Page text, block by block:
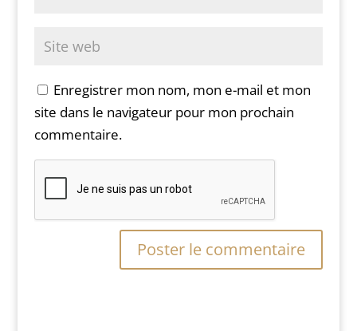
Enregistrer mon nom, mon e-mail et mon
site dans le navigateur pour mon prochain
commentaire.